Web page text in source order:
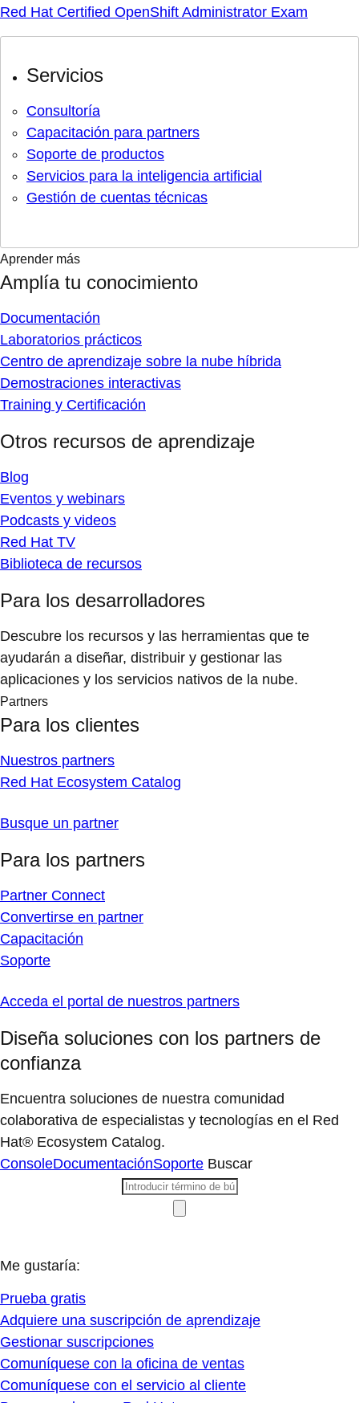
Red Hat Certified OpenShift Administrator Exam
Servicios
Consultoría
Capacitación para partners
Soporte de productos
Servicios para la inteligencia artificial
Gestión de cuentas técnicas
Aprender más
Amplía tu conocimiento
Documentación
Laboratorios prácticos
Centro de aprendizaje sobre la nube híbrida
Demostraciones interactivas
Training y Certificación
Otros recursos de aprendizaje
Blog
Eventos y webinars
Podcasts y videos
Red Hat TV
Biblioteca de recursos
Para los desarrolladores
Descubre los recursos y las herramientas que te
ayudarán a diseñar, distribuir y gestionar las
aplicaciones y los servicios nativos de la nube.
Partners
Para los clientes
Nuestros partners
Red Hat Ecosystem Catalog
Busque un partner
Para los partners
Partner Connect
Convertirse en partner
Capacitación
Soporte
Acceda el portal de nuestros partners
Diseña soluciones con los partners de
confianza
Encuentra soluciones de nuestra comunidad
colaborativa de especialistas y tecnologías en el Red
Hat® Ecosystem Catalog.
ConsoleDocumentaciónSoporte Buscar
Me gustaría:
Prueba gratis
Adquiere una suscripción de aprendizaje
Gestionar suscripciones
Comuníquese con la oficina de ventas
Comuníquese con el servicio al cliente